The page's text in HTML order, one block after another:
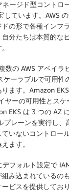
ネージド型コントロ
しています。AWS
の形で各種インフ
分たちは本質的な
数の AWS アベイラ
ケーラブルで可用性
ます。Amazon
ヤーの可用性とスケ
EKS は 3 つの AZ
プレーンを実行し、
いないコントロー
ます。
デフォルト設定で
み込まれているの
ビスを提供してお